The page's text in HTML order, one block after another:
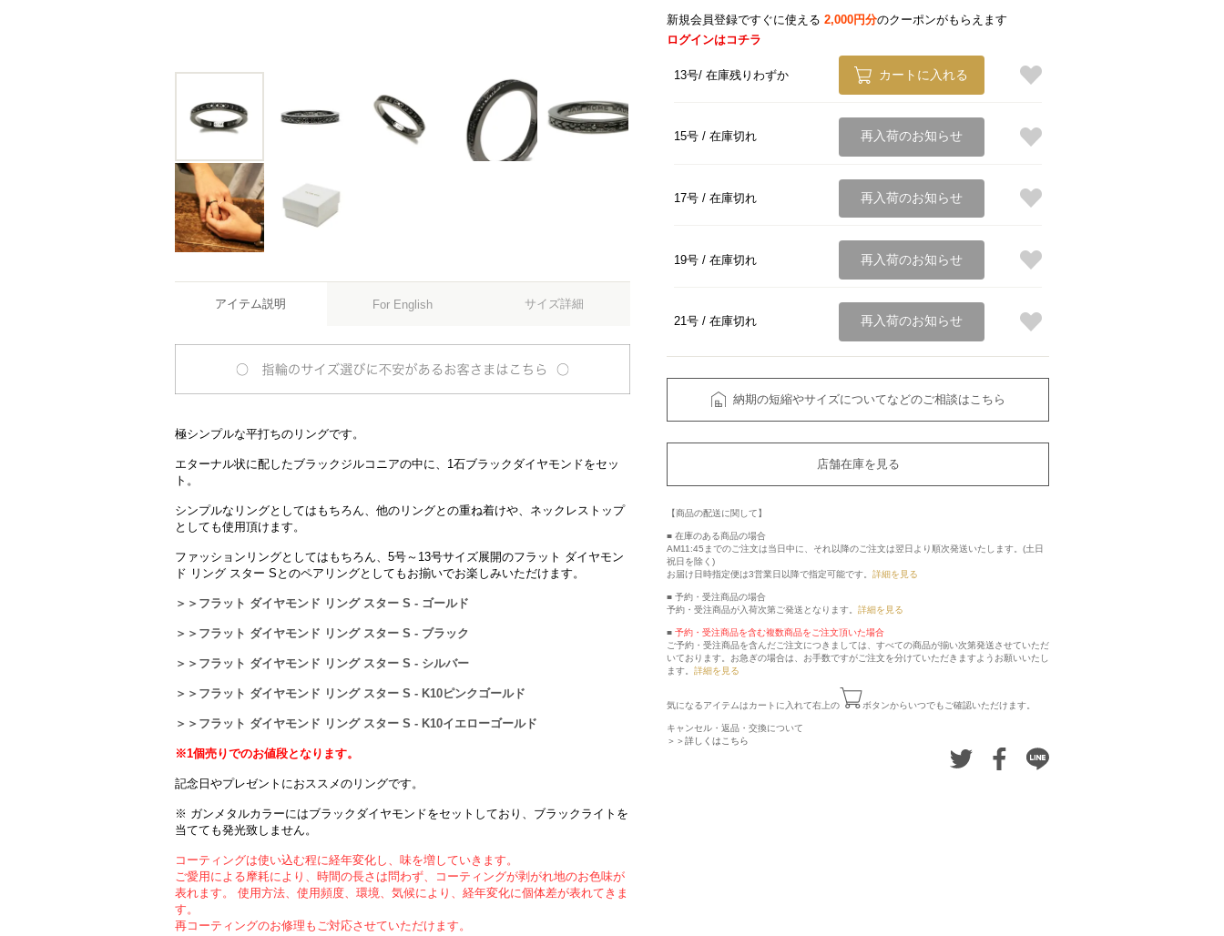
アイテム説明 For English サイズ詳細
極シンプルな平打ちのリングです。
エターナル状に配したブラックジルコニアの中に、1石ブラックダイヤモンドをセッ
ト。
シンプルなリングとしてはもちろん、他のリングとの重ね着けや、ネックレストップ
としても使用頂けます。
ファッションリングとしてはもちろん、5号～13号サイズ展開のフラット ダイヤモン
ド リング スター Sとのペアリングとしてもお揃いでお楽しみいただけます。
＞＞フラット ダイヤモンド リング スター S - ゴールド
＞＞フラット ダイヤモンド リング スター S - ブラック
＞＞フラット ダイヤモンド リング スター S - シルバー
＞＞フラット ダイヤモンド リング スター S - K10ピンクゴールド
＞＞フラット ダイヤモンド リング スター S - K10イエローゴールド
※1個売りでのお値段となります。
記念日やプレゼントにおススメのリングです。
※ ガンメタルカラーにはブラックダイヤモンドをセットしており、ブラックライトを
当てても発光致しません。
コーティングは使い込む程に経年変化し、味を増していきます。
ご愛用による摩耗により、時間の長さは問わず、コーティングが剥がれ地のお色味が
表れます。 使用方法、使用頻度、環境、気候により、経年変化に個体差が表れてきま
す。
再コーティングのお修理もご対応させていただけます。
新規会員登録ですぐに使える 2,000円分のクーポンがもらえます
ログインはコチラ
13号 在庫残りわずか カートに入れる
15号 在庫切れ 再入荷のお知らせ
17号 在庫切れ 再入荷のお知らせ
19号 在庫切れ 再入荷のお知らせ
21号 在庫切れ 再入荷のお知らせ
納期の短縮やサイズについてなどのご相談はこちら
店舗在庫を見る
【商品の配送に関して】
■ 在庫のある商品の場合
AM11:45までのご注文は当日中に、それ以降のご注文は翌日より順次発送いたします。(土日
祝日を除く)
お届け日時指定便は3営業日以降で指定可能です。 詳細を見る
■ 予約・受注商品の場合
予約・受注商品が入荷次第ご発送となります。 詳細を見る
■ 予約・受注商品を含む複数商品をご注文頂いた場合
ご予約・受注商品を含んだご注文につきましては、すべての商品が揃い次第発送させていただ
いております。お急ぎの場合は、お手数ですがご注文を分けていただきますようお願いいたし
ます。 詳細を見る
気になるアイテムはカートに入れて右上の ボタンからいつでもご確認いただけます。
キャンセル・返品・交換について
＞＞詳しくはこちら